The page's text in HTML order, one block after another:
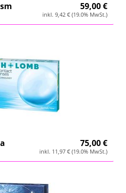
59,00 €
inkl. 9,42 € (19.0% MwSt.)
75,00 €
inkl. 11,97 € (19.0% MwSt.)